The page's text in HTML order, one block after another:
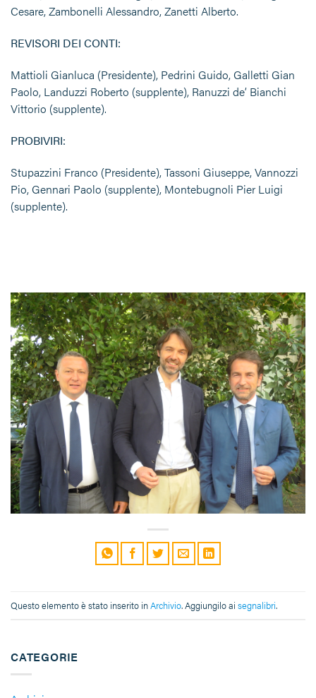
CATEGORIE
Cesare, Zambonelli Alessandro, Zanetti Alberto.
REVISORI DEI CONTI:
Mattioli Gianluca (Presidente), Pedrini Guido, Galletti Gian
Paolo, Landuzzi Roberto (supplente), Ranuzzi de’ Bianchi
Vittorio (supplente).
PROBIVIRI:
Stupazzini Franco (Presidente), Tassoni Giuseppe, Vannozzi
Pio, Gennari Paolo (supplente), Montebugnoli Pier Luigi
(supplente).
Questo elemento è stato inserito inArchivio. Aggiungilo ai segnalibri.